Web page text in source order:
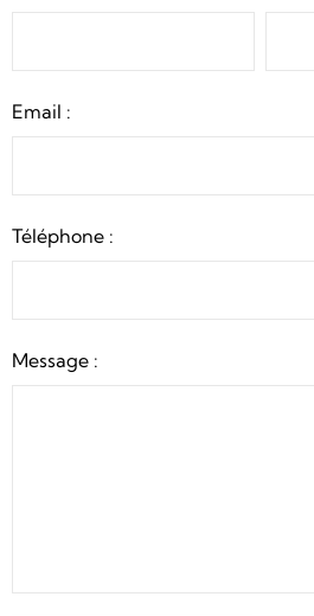
Email :
Téléphone :
Message :